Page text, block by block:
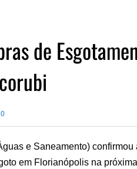
de
0
e Saneamento)
em Florianópolis na